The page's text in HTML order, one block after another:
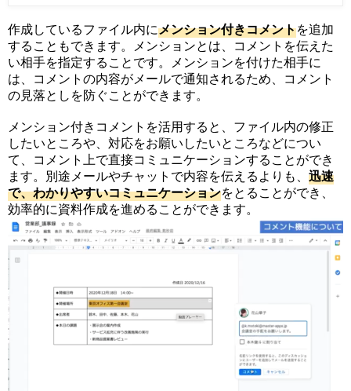
作成しているファイル内にメンション付きコメントを追加
することもできます。メンションとは、コメントを伝えた
い相手を指定することです。メンションを付けた相手に
は、コメントの内容がメールで通知されるため、コメント
の見落としを防ぐことができます。
メンション付きコメントを活用すると、ファイル内の修正
したいところや、対応をお願いしたいところなどについ
て、コメント上で直接コミュニケーションすることができ
ます。別途メールやチャットで内容を伝えるよりも、 迅速
で、わかりやすいコミュニケーションをとることができ、
効率的に資料作成を進めることができます。